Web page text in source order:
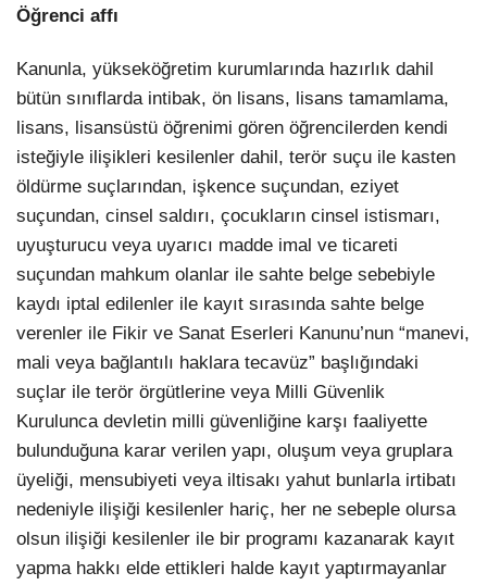
Öğrenci affı
Kanunla, yükseköğretim kurumlarında hazırlık dahil
bütün sınıflarda intibak, ön lisans, lisans tamamlama,
lisans, lisansüstü öğrenimi gören öğrencilerden kendi
isteğiyle ilişikleri kesilenler dahil, terör suçu ile kasten
öldürme suçlarından, işkence suçundan, eziyet
suçundan, cinsel saldırı, çocukların cinsel istismarı,
uyuşturucu veya uyarıcı madde imal ve ticareti
suçundan mahkum olanlar ile sahte belge sebebiyle
kaydı iptal edilenler ile kayıt sırasında sahte belge
verenler ile Fikir ve Sanat Eserleri Kanunu’nun “manevi,
mali veya bağlantılı haklara tecavüz” başlığındaki
suçlar ile terör örgütlerine veya Milli Güvenlik
Kurulunca devletin milli güvenliğine karşı faaliyette
bulunduğuna karar verilen yapı, oluşum veya gruplara
üyeliği, mensubiyeti veya iltisakı yahut bunlarla irtibatı
nedeniyle ilişiği kesilenler hariç, her ne sebeple olursa
olsun ilişiği kesilenler ile bir programı kazanarak kayıt
yapma hakkı elde ettikleri halde kayıt yaptırmayanlar